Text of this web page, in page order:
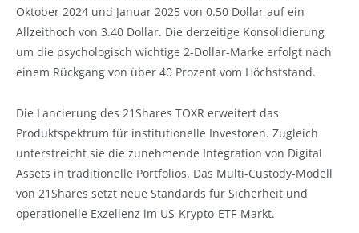
Oktober 2024 und Januar 2025 von 0.50 Dollar auf ein
Allzeithoch von 3.40 Dollar. Die derzeitige Konsolidierung
um die psychologisch wichtige 2-Dollar-Marke erfolgt nach
einem Rückgang von über 40 Prozent vom Höchststand.
Die Lancierung des 21Shares TOXR erweitert das
Produktspektrum für institutionelle Investoren. Zugleich
unterstreicht sie die zunehmende Integration von Digital
Assets in traditionelle Portfolios. Das Multi-Custody-Modell
von 21Shares setzt neue Standards für Sicherheit und
operationelle Exzellenz im US-Krypto-ETF-Markt.